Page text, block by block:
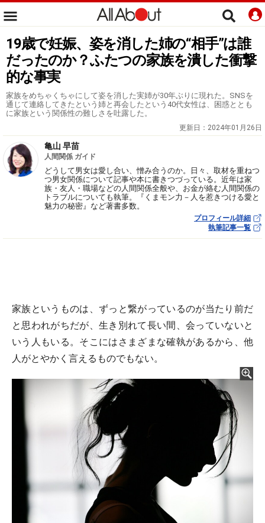
19歳で妊娠、姿を消した姉の“相手”は誰
だったのか？ふたつの家族を潰した衝撃
的な事実
家族をめちゃくちゃにして姿を消した実姉が30年ぶりに現れた。SNSを
通じて連絡してきたという姉と再会したという40代女性は、困惑ととも
に家族という関係性の難しさを吐露した。
更新日： 2024年01月26日
亀山 早苗
人間関係 ガイド
どうして男女は愛し合い、憎み合うのか。日々、取材を重ねつ
つ男女関係について記事や本に書きつづっている。近年は家
族・友人・職場などの人間関係全般や、お金が絡む人間関係の
トラブルについても執筆。『くまモン力－人を惹きつける愛と
魅力の秘密』など著書多数。
プロフィール詳細
執筆記事一覧
家族というものは、ずっと繋がっているのが当たり前だ
と思われがちだが、生き別れて長い間、会っていないと
いう人もいる。そこにはさまざまな確執があるから、他
人がとやかく言えるものでもない。